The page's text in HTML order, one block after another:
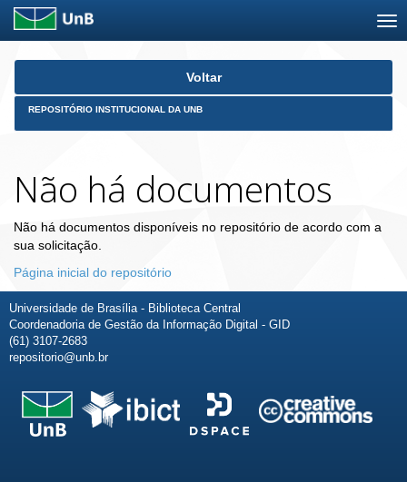
Skip
Voltar
REPOSITÓRIO INSTITUCIONAL DA UNB
Não há documentos
Não há documentos disponíveis no repositório de acordo com a
sua solicitação.
Página inicial do repositório
Universidade de Brasília - Biblioteca Central
Coordenadoria de Gestão da Informação Digital - GID
(61) 3107-2683
repositorio@unb.br